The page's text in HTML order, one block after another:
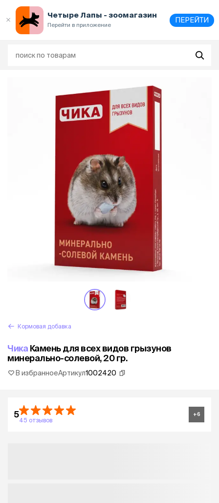
Четыре Лапы - зоомагазин
Перейти в приложение
ПЕРЕЙТИ
Кормовая добавка
Чика Камень для всех видов грызунов
минерально-солевой, 20 гр.
В избранноеАртикул1002420
5
45 отзывов
+6